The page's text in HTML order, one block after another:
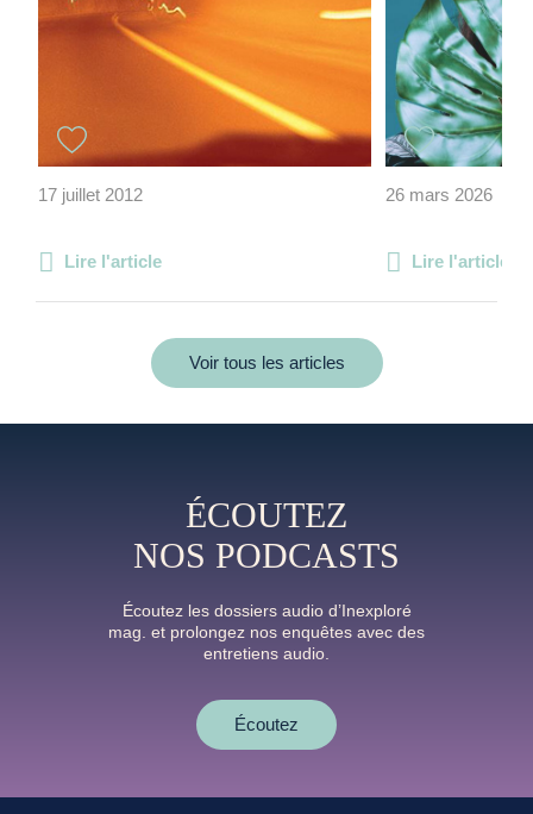
17 juillet 2012
Lire l'article
26 mars 2026
Lire l'article
Voir tous les articles
ÉCOUTEZ
NOS PODCASTS
Écoutez les dossiers audio d’Inexploré
mag. et prolongez nos enquêtes avec des
entretiens audio.
Écoutez